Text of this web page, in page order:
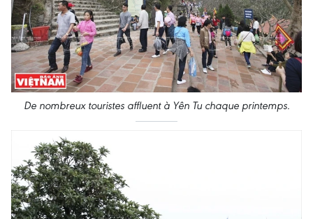
De nombreux touristes affluent à Yên Tu chaque printemps.